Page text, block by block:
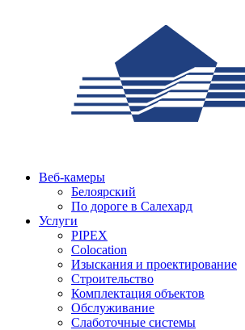
Веб-камеры
Белоярский
По дороге в Салехард
Услуги
PIPEX
Colocation
Изыскания и проектирование
Строительство
Комплектация объектов
Обслуживание
Слаботочные системы